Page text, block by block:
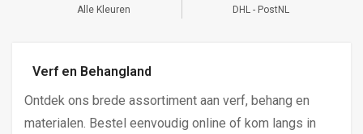
DHL - PostNL Altijd Online
Verf en Behangland
Ontdek ons brede assortiment aan verf, behang en
materialen. Bestel eenvoudig online of kom langs in